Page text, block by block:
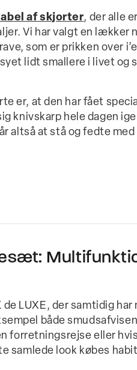
af skjorter, der alle
Vi har valgt en lækker
som er prikken over
lidt smallere i livet
er, at den har fået
knivskarp hele dagen
altså at stå og fedte
LUXE, der samtidig har
både
forretningsrejse eller
samlede look købes